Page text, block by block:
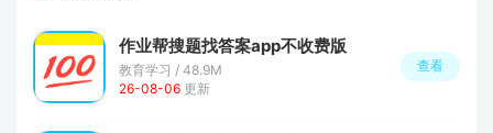
作业帮搜题找答案app不收费版
教育学习 / 48.9M
26-08-06 更新
查看